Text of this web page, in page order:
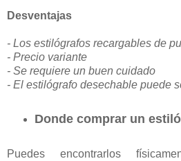
Desventajas
- Los estilógrafos recargables de
- Precio variante
- Se requiere un buen cuidado
- El estilógrafo desechable puede
Donde comprar un
Puedes encontrarlos